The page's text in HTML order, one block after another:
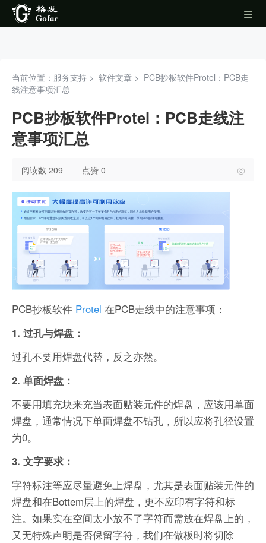
当前位置：服务支持 > 软件文章 > PCB抄板软件Protel：PCB走
线注意事项汇总
PCB抄板软件Protel：PCB走线注
意事项汇总
阅读数 209 点赞 0
PCB抄板软件 Protel 在PCB走线中的注意事项：
1. 过孔与焊盘：
过孔不要用焊盘代替，反之亦然。
2. 单面焊盘：
不要用填充块来充当表面贴装元件的焊盘，应该用单面
焊盘，通常情况下单面焊盘不钻孔，所以应将孔径设置
为0。
3. 文字要求：
字符标注等应尽量避免上焊盘，尤其是表面贴装元件的
焊盘和在Bottem层上的焊盘，更不应印有字符和标
注。如果实在空间太小放不了字符而需放在焊盘上的，
又无特殊声明是否保留字符，我们在做板时将切除